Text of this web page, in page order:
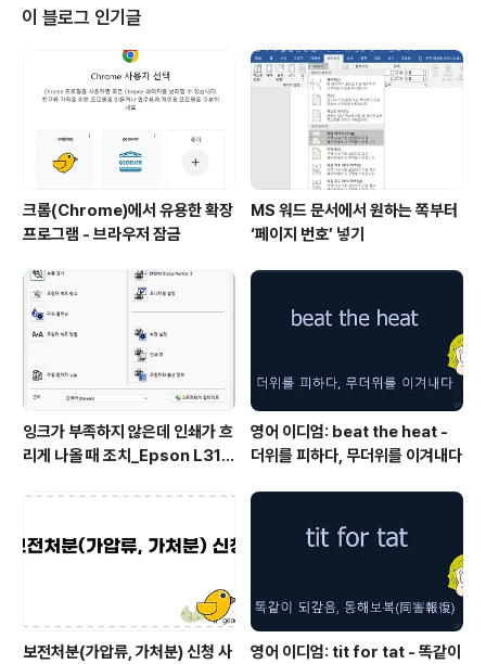
ists of millions of individual cells, each with diffe
rent attributes and different purposes, but it fun
이 블로그 인기글
크롬(Chrome)에서 유용한 확장
프로그램 - 브라우저 잠금
MS 워드 문서에서 원하는 쪽부터
‘페이지 번호’ 넣기
잉크가 부족하지 않은데 인쇄가 흐
리게 나올 때 조치_Epson L315
영어 이디엄: beat the heat -
더위를 피하다, 무더위를 이겨내다
보전처분(가압류, 가처분) 신청 사
영어 이디엄: tit for tat - 똑같이